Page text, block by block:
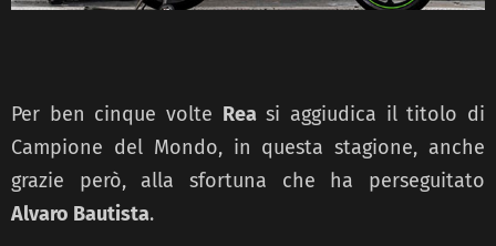
Per ben cinque volte Reasi aggiudica il titolo di
Campione del Mondo, in questa stagione, anche
grazie però, alla sfortuna che ha perseguitato
Alvaro Bautista.